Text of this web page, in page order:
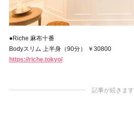
●Riche 麻布十番
Bodyスリム 上半身（90分） ￥30800
https://riche.tokyo/
記事が続きます